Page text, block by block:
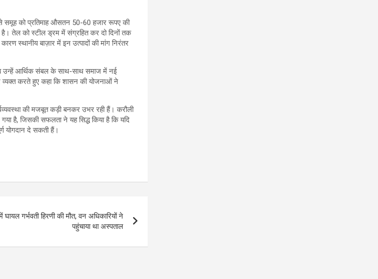
से समूह को प्रतिमाह औसतन 50-60 हजार रूपए की
है। तेल को स्टील ड्रम में संग्रहित कर दो दिनों तक
स्थानीय बाज़ार में इन उत्पादों की मांग निरंतर
अब उन्हें आर्थिक संबल के साथ-साथ समाज में नई
व्यक्त करते हुए कहा कि शासन की योजनाओं ने
की मजबूत कड़ी बनकर उभर रही हैं। करौली
है, जिसकी सफलता ने यह सिद्ध किया है कि यदि
योगदान दे सकती हैं।
गर्भवती हिरणी की मौत, वन अधिकारियों ने
पहुंचाया था अस्पताल